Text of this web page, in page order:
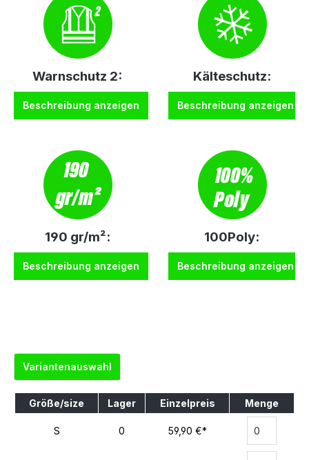
Warnschutz 2:
Beschreibung anzeigen
Kälteschutz:
Beschreibung anzeigen
190 gr/m²:
Beschreibung anzeigen
100Poly:
Beschreibung anzeigen
Variantenauswahl
Größe/size Lager Einzelpreis Menge
S 0 59,90 €*